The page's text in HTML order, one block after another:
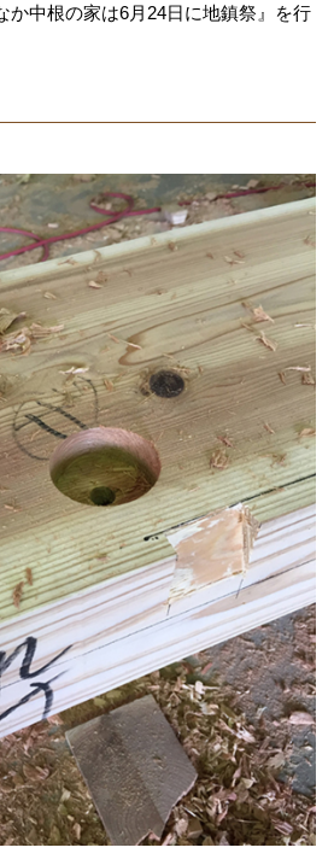
か中根の家は6月24日に地鎮祭』を行